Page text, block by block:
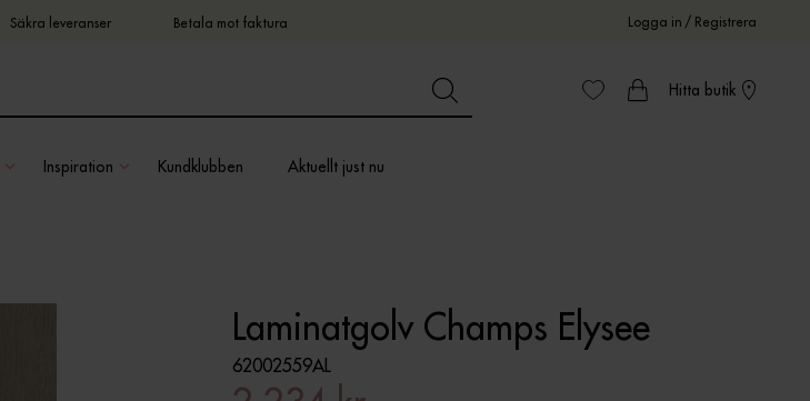
Säkra leveranser Betala mot faktura Logga in / Registrera
Hitta butik
Inspiration Kundklubben Aktuellt just nu
Laminatgolv Champs Elysee
62002559AL